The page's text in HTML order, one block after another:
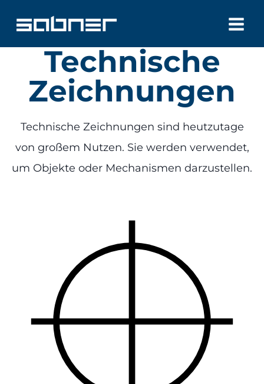
Inhalt
springenTechnische
Zeichnungen
Technische Zeichnungen sind heutzutage
von großem Nutzen. Sie werden verwendet,
um Objekte oder Mechanismen darzustellen.